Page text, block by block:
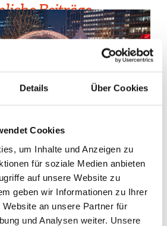
Details Über Cookies
Cookies
um Inhalte und Anzeigen zu
für soziale Medien anbieten
auf unsere Website zu
geben wir Informationen zu Ihrer
an unsere Partner für
und Analysen weiter. Unsere
Beiträge